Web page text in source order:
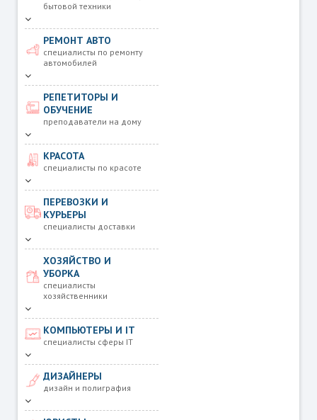
бытовой техники
РЕМОНТ АВТО
специалисты по ремонту
автомобилей
РЕПЕТИТОРЫ И
ОБУЧЕНИЕ
преподаватели на дому
КРАСОТА
специалисты по красоте
ПЕРЕВОЗКИ И
КУРЬЕРЫ
специалисты доставки
ХОЗЯЙСТВО И
УБОРКА
специалисты
хозяйственники
КОМПЬЮТЕРЫ И IT
специалисты сферы IT
ДИЗАЙНЕРЫ
дизайн и полиграфия